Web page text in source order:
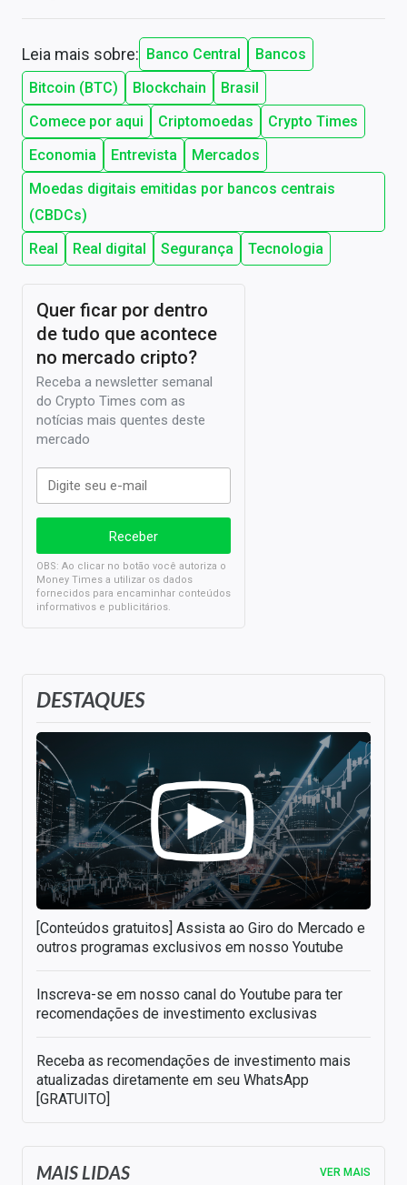
Leia mais sobre: Banco Central
Bancos
Bitcoin (BTC)
Blockchain
Brasil
Comece por aqui
Criptomoedas
Crypto Times
Economia
Entrevista
Mercados
Moedas digitais emitidas por bancos centrais
(CBDCs)
Real
Real digital Segurança Tecnologia
DESTAQUES
[Conteúdos gratuitos] Assista ao Giro do Mercado e
outros programas exclusivos em nosso Youtube
Inscreva-se em nosso canal do Youtube para ter
recomendações de investimento exclusivas
Receba as recomendações de investimento mais
atualizadas diretamente em seu WhatsApp
[GRATUITO]
Quer ficar por dentro
de tudo que acontece
no mercado cripto?
Receba a newsletter semanal
do Crypto Times com as
notícias mais quentes deste
mercado
OBS: Ao clicar no botão você autoriza o
Money Times a utilizar os dados
fornecidos para encaminhar conteúdos
informativos e publicitários.
MAIS LIDAS VER MAIS